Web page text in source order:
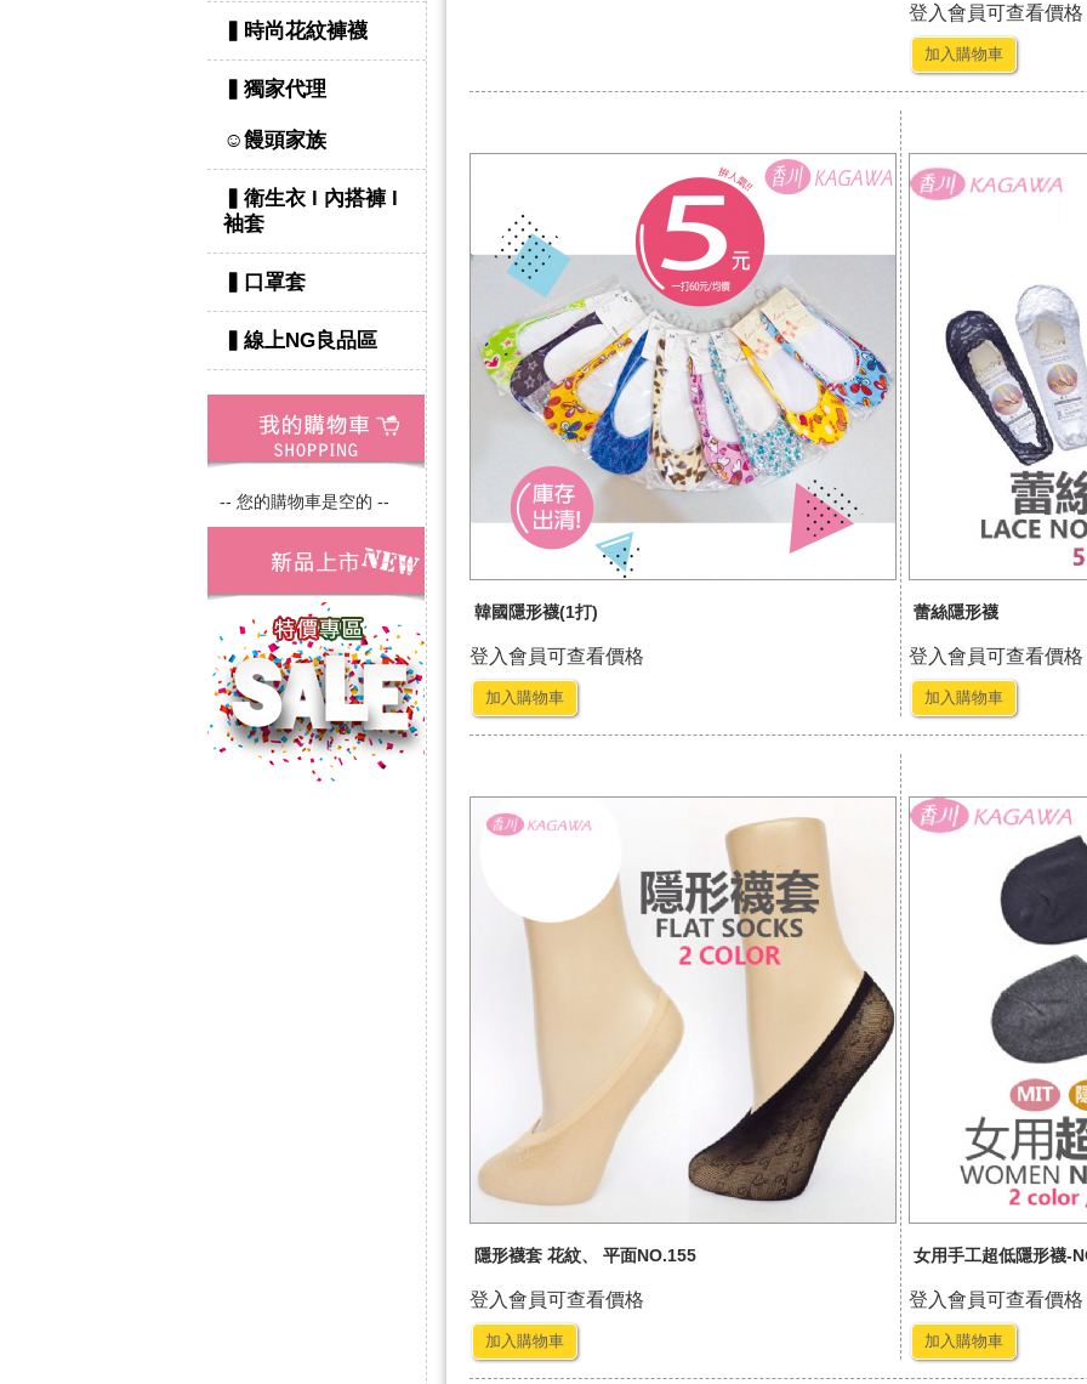
▍時尚花紋褲襪
▍獨家代理
☺饅頭家族
▍衛生衣 l 內搭褲 l
袖套
▍口罩套
▍線上NG良品區
-- 您的購物車是空的 --
登入會員可查看價格
加入購物車
韓國隱形襪(1打)
登入會員可查看價格
加入購物車
蕾絲隱形襪
登入會員可查看價格
加入購物車
隱形襪套 花紋、 平面NO.155
登入會員可查看價格
加入購物車
女用手工超低隱形襪-
登入會員可查看價格
加入購物車